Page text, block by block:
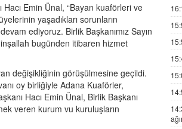
Emin Ünal, “Bayan kuaförleri ve
yaşadıkları sorunların
ediyoruz. Birlik Başkanımız Sayın
bugünden itibaren hizmet
değişikliğinin görüşülmesine geçildi.
oy birliğiyle Adana Kuaförler,
Hacı Emin Ünal, Birlik Başkanı
veren kurum vu kuruluşların